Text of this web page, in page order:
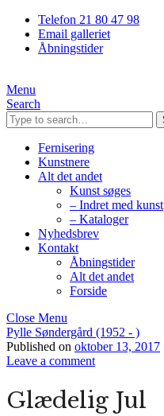
Telefon 21 80 47 98
Email galleriet
Åbningstider
Menu
Search
Search
Fernisering
Kunstnere
Alt det andet
Kunst søges
– Indret med kunst
– Kataloger
Nyhedsbrev
Kontakt
Åbningstider
Alt det andet
Forside
Close Menu
Pylle Søndergård (1952 - )
Published on oktober 13, 2017
Leave a comment
Glædelig Jul